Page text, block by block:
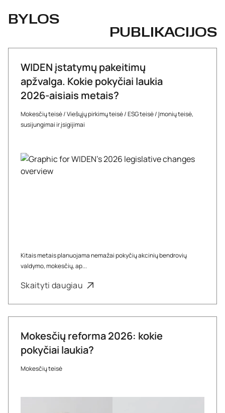
BYLOS
PUBLIKACIJOS
WIDEN įstatymų pakeitimų
apžvalga. Kokie pokyčiai laukia
2026-aisiais metais?
Mokesčių teisė/Viešųjų pirkimų teisė/ESG teisė/ Įmonių teisė,
susijungimai ir įsigijimai
Kitais metais planuojama nemažai pokyčių akcinių bendrovių
valdymo, mokesčių, ap...
Skaityti daugiau
Mokesčių reforma 2026: kokie
pokyčiai laukia?
Mokesčių teisė